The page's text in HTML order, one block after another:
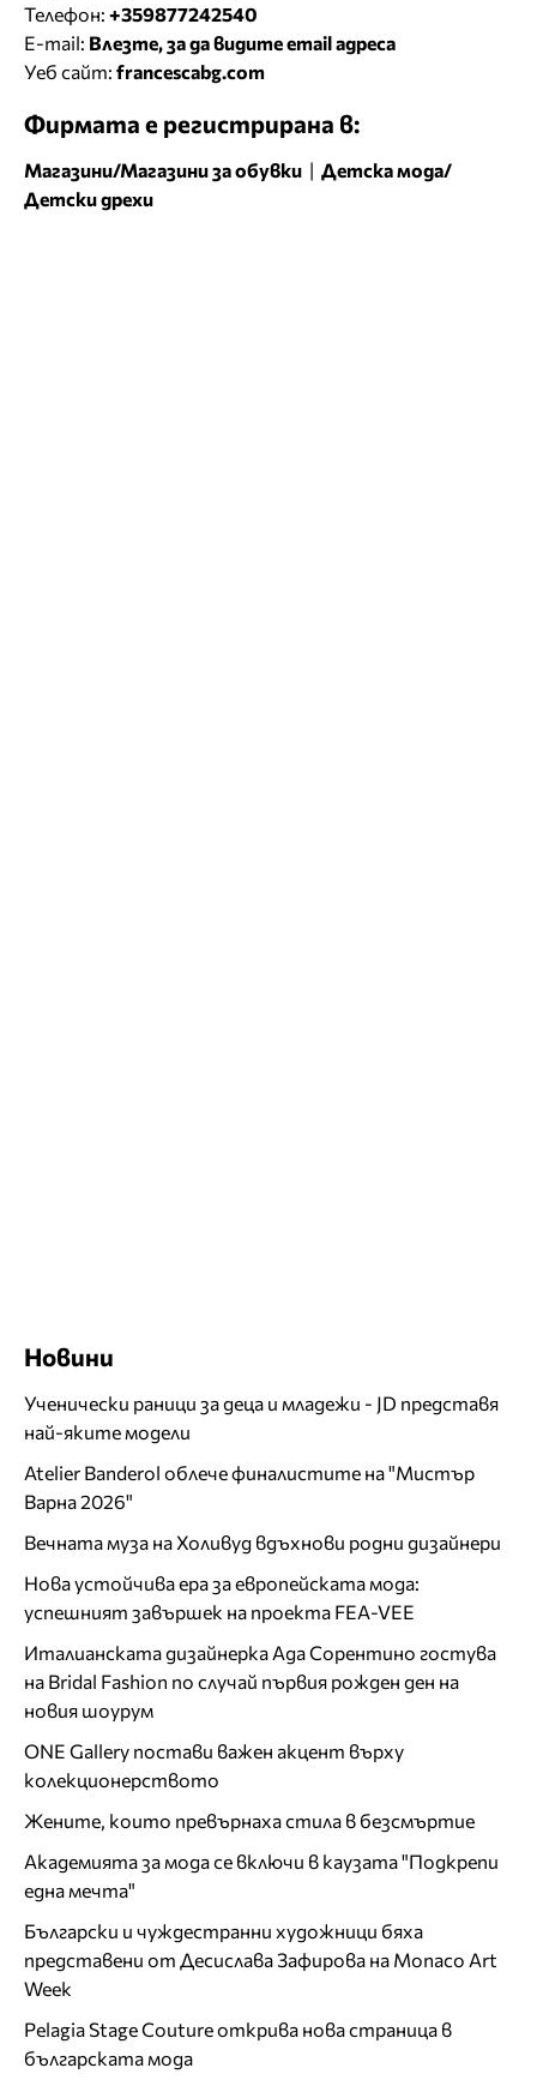
Телефон: +359877242540
E-mail: Влезте, за да видите email адреса
Уеб сайт: francescabg.com
Фирмата е регистрирана в:
Магазини/Магазини за обувки | Детска мода/
Детски дрехи
Новини
Ученически раници за деца и младежи - JD представя
най-яките модели
Atelier Banderol облече финалистите на "Мистър
Варна 2026"
Вечната муза на Холивуд вдъхнови родни дизайнери
Нова устойчива ера за европейската мода:
успешният завършек на проекта FEA-VEE
Италианската дизайнерка Ада Сорентино гостува
на Bridal Fashion по случай първия рожден ден на
новия шоурум
ONE Gallery постави важен акцент върху
колекционерството
Жените, които превърнаха стила в безсмъртие
Академията за мода се включи в каузата "Подкрепи
една мечта"
Български и чуждестранни художници бяха
представени от Десислава Зафирова на Monaco Art
Week
Pelagia Stage Couture открива нова страница в
българската мода